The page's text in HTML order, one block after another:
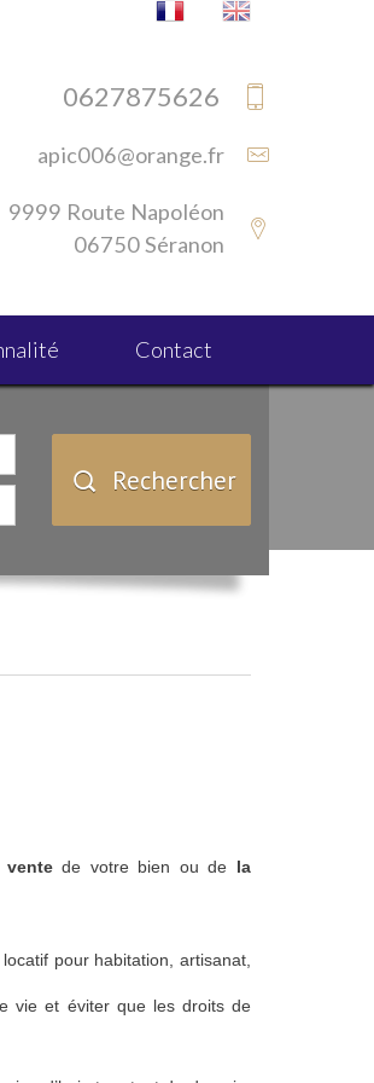
0627875626
apic006@orange.fr
9999 Route Napoléon
06750 Séranon
Contact
Rechercher
ventede votre bien ou de la
pour habitation, artisanat,
vie et éviter que les droits de